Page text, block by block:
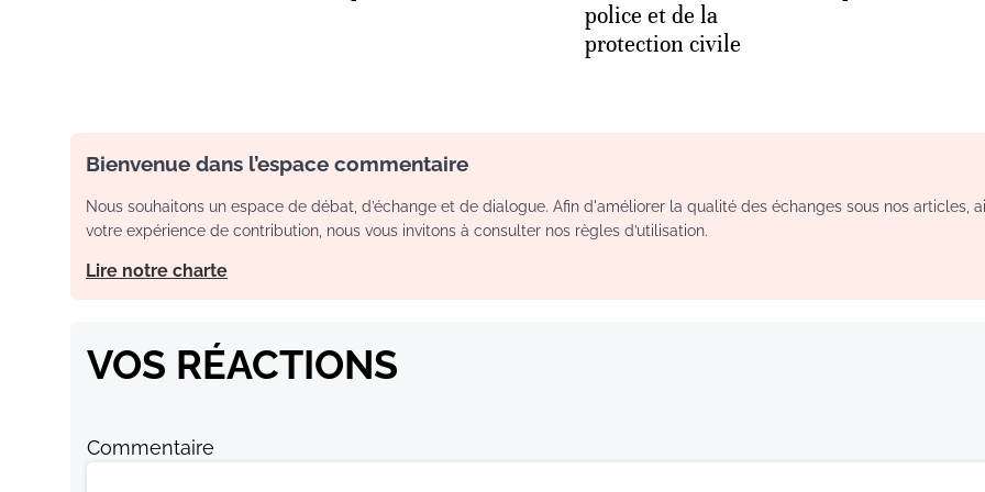
police et de la
protection civile
Bienvenue dans l’espace commentaire
Nous souhaitons un espace de débat, d’échange et de dialogue. Afin d'améliorer la qualité des échanges sous nos articles,
votre expérience de contribution, nous vous invitons à consulter nos règles d’utilisation.
Lire notre charte
VOS RÉACTIONS
Commentaire